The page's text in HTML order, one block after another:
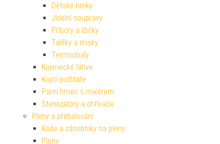
Dětské hrnky
Jídelní soupravy
Příbory a lžičky
Talířky a misky
Termoobaly
Kojenecké láhve
Kojící polštáře
Parní hrnec s mixérem
Sterilizátory a ohřívače
Pleny a přebalování
Koše a zásobníky na pleny
Pleny